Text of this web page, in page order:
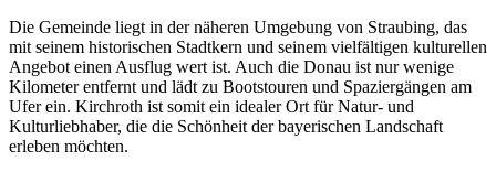
Die Gemeinde liegt in der näheren Umgebung von Straubing, das
mit seinem historischen Stadtkern und seinem vielfältigen kulturellen
Angebot einen Ausflug wert ist. Auch die Donau ist nur wenige
Kilometer entfernt und lädt zu Bootstouren und Spaziergängen am
Ufer ein. Kirchroth ist somit ein idealer Ort für Natur- und
Kulturliebhaber, die die Schönheit der bayerischen Landschaft
erleben möchten.